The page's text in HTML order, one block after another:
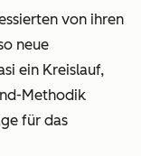
von ihren
neue
ein Kreislauf,
Methodik
für das